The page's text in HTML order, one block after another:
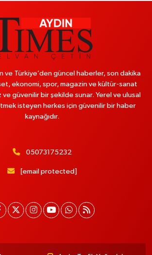
ve Türkiye’den güncel haberler, son dakika
ekonomi, spor, magazin ve kültür-sanat
ve güvenilir bir şekilde sunar. Yerel ve ulusal
isteyen herkes için güvenilir bir haber
kaynağıdır.
05073175232
[email protected]